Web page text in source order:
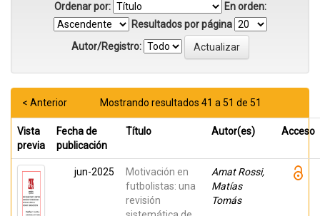
Ordenar por:
En orden:
Resultados por página
Autor/Registro:
Mostrando resultados 41 a 51 de 51
< Anterior
Vista
previa
Fecha de
publicación
Título Autor(es) Acceso
jun-2025
Motivación en
futbolistas: una
revisión
Amat Rossi,
Matías
Tomás